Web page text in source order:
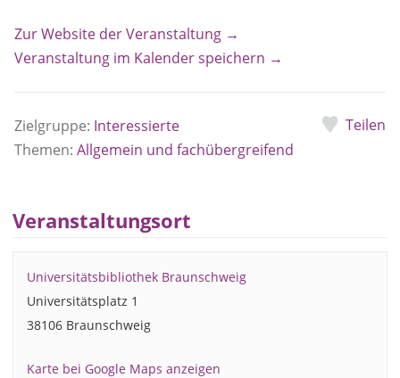
Zur Website der Veranstaltung →
Veranstaltung im Kalender speichern →
Zielgruppe: Interessierte
Themen: Allgemein und fachübergreifend
Teilen
Veranstaltungsort
Universitätsbibliothek Braunschweig
Universitätsplatz 1
38106 Braunschweig
Karte bei Google Maps anzeigen